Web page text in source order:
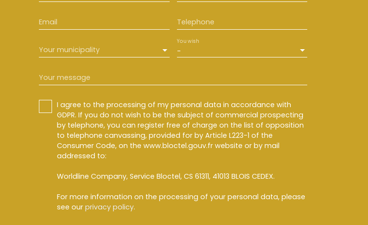
Email Telephone
Your municipality -
You wish
Your message
I agree to the processing of my personal data in accordance with
GDPR. If you do not wish to be the subject of commercial prospecting
by telephone, you can register free of charge on the list of opposition
to telephone canvassing, provided for by Article L223-1 of the
Consumer Code, on the www.bloctel.gouv.fr website or by mail
addressed to:
Worldline Company, Service Bloctel, CS 61311, 41013 BLOIS CEDEX.
For more information on the processing of your personal data, please
see our privacy policy.